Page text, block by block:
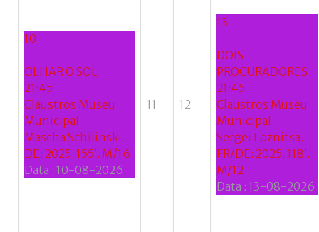
10
OLHAR O SOL
21:45
Claustros Museu
Municipal
Mascha Schilinski.
DE: 2025. 155’. M/16
Data : 10-08-2026
11 12
13
DOIS
PROCURADORES
21:45
Claustros Museu
Municipal
Sergei Loznitsa.
FR/DE: 2025. 118’.
M/12
Data : 13-08-2026